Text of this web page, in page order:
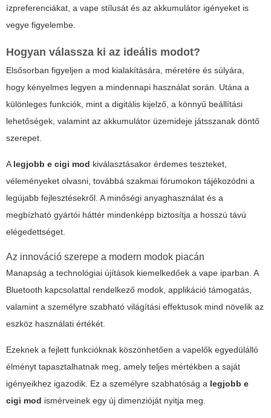
ízpreferenciákat, a vape stílusát és az akkumulátor igényeket is
vegye figyelembe.
Hogyan válassza ki az ideális modot?
Elsősorban figyeljen a mod kialakítására, méretére és súlyára,
hogy kényelmes legyen a mindennapi használat során. Utána a
különleges funkciók, mint a digitális kijelző, a könnyű beállítási
lehetőségek, valamint az akkumulátor üzemideje játsszanak döntő
szerepet.
A legjobb e cigi mod kiválasztásakor érdemes teszteket,
véleményeket olvasni, továbbá szakmai fórumokon tájékozódni a
legújabb fejlesztésekről. A minőségi anyaghasználat és a
megbízható gyártói háttér mindenképp biztosítja a hosszú távú
elégedettséget.
Az innováció szerepe a modern modok piacán
Manapság a technológiai újítások kiemelkedőek a vape iparban. A
Bluetooth kapcsolattal rendelkező modok, applikáció támogatás,
valamint a személyre szabható világítási effektusok mind növelik az
eszköz használati értékét.
Ezeknek a fejlett funkcióknak köszönhetően a vapelők egyedülálló
élményt tapasztalhatnak meg, amely teljes mértékben a saját
igényeikhez igazodik. Ez a személyre szabhatóság a legjobb e
cigi mod ismérveinek egy új dimenzióját nyitja meg.